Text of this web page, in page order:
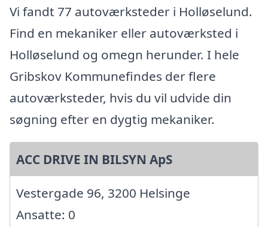
Vi fandt 77 autoværksteder i Holløselund.
Find en mekaniker eller autoværksted i
Holløselund og omegn herunder. I hele
Gribskov Kommunefindes der flere
autoværksteder, hvis du vil udvide din
søgning efter en dygtig mekaniker.
ACC DRIVE IN BILSYN ApS
Vestergade 96, 3200 Helsinge
Ansatte: 0